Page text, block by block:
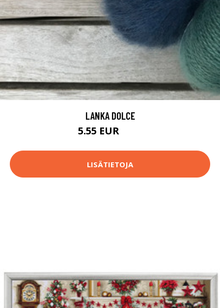
LANKA DOLCE
5.55 EUR
LISÄTIETOJA